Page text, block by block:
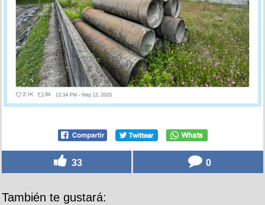
33 0
También te gustará: